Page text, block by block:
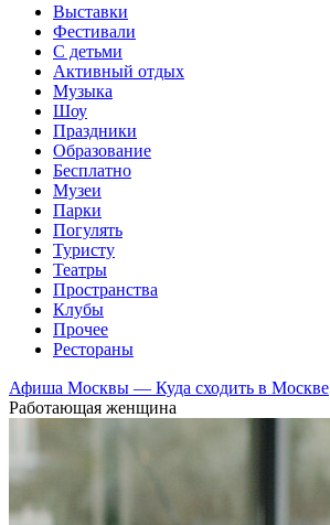
Выставки
Фестивали
С детьми
Активный отдых
Музыка
Шоу
Праздники
Образование
Бесплатно
Музеи
Парки
Погулять
Туристу
Театры
Пространства
Клубы
Прочее
Рестораны
Афиша Москвы — Куда сходить в Москве
Работающая женщина